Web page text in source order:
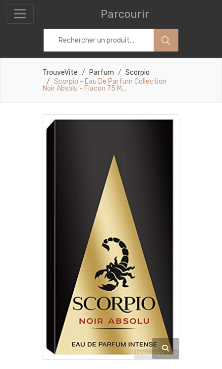
Parcourir
TrouveVite Parfum
Scorpio
Scorpio - Eau De Parfum Collection
Noir Absolu - Flacon 75 M...